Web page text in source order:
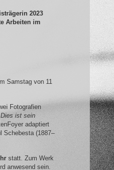
2023
Arbeiten im
Samstag von 11
Fotografien
Dies ist sein
adaptiert
Schebesta (1887–
statt. Zum Werk
anwesend sein.